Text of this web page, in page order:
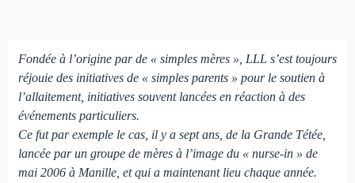
Fondée à l’origine par de « simples mères », LLL s’est toujours
réjouie des initiatives de « simples parents » pour le soutien à
l’allaitement, initiatives souvent lancées en réaction à des
événements particuliers.
Ce fut par exemple le cas, il y a sept ans, de la Grande Tétée,
lancée par un groupe de mères à l’image du « nurse-in » de
mai 2006 à Manille, et qui a maintenant lieu chaque année.